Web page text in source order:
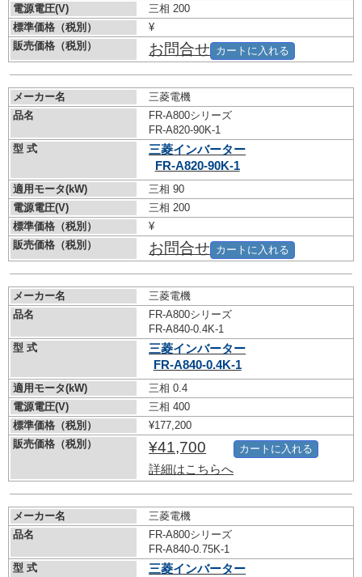
電源電圧(V)
三相 200
標準価格（税別）
¥
販売価格（税別）
お問合せ カートに入れる
メーカー名
三菱電機
品名
FR-A800シリーズ
FR-A820-90K-1
型 式
三菱インバーター
FR-A820-90K-1
適用モータ(kW)
三相 90
電源電圧(V)
三相 200
標準価格（税別）
¥
販売価格（税別）
お問合せ カートに入れる
メーカー名
三菱電機
品名
FR-A800シリーズ
FR-A840-0.4K-1
型 式
三菱インバーター
FR-A840-0.4K-1
適用モータ(kW)
三相 0.4
電源電圧(V)
三相 400
標準価格（税別）
¥177,200
販売価格（税別）
¥41,700
詳細はこちらへ
カートに入れる
メーカー名
三菱電機
品名
FR-A800シリーズ
FR-A840-0.75K-1
型 式
三菱インバーター